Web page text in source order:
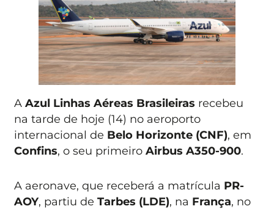
AAzul Linhas Aéreas Brasileiras recebeu
na tarde de hoje (14) no aeroporto
internacional de Belo Horizonte (CNF), em
Confins, o seu primeiroAirbus A350-900.
A aeronave, que receberá a matrícula PR-
AOY, partiu deTarbes (LDE), na França, no